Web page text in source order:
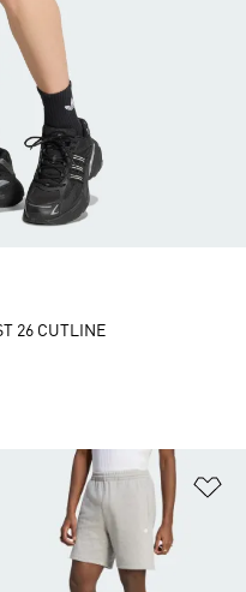
a la lista de deseos
26 CUTLINE